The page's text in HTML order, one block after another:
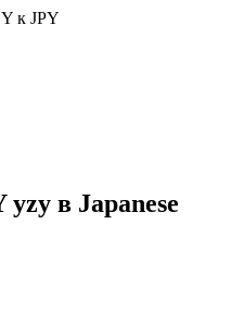
к JPY
yzy в Japanese